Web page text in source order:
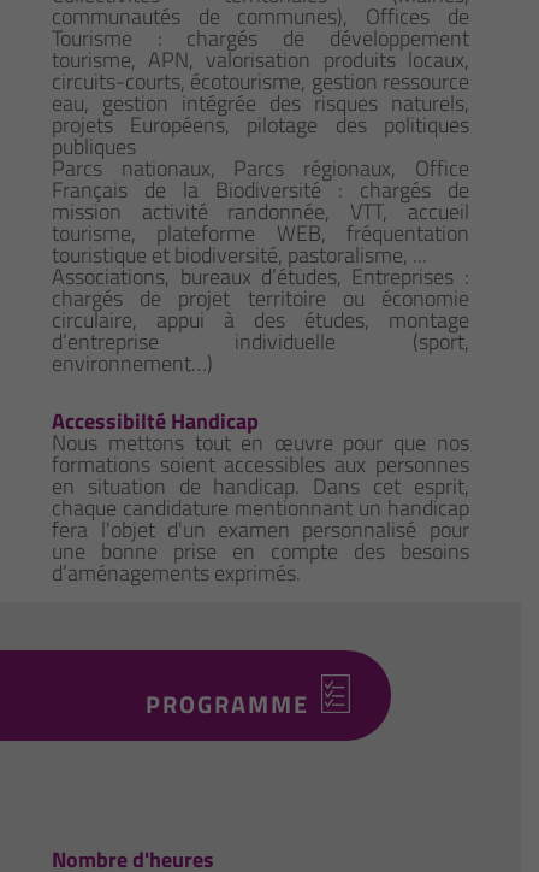
communautés de communes), Offices de
Tourisme : chargés de développement
tourisme, APN, valorisation produits locaux,
circuits-courts, écotourisme, gestion ressource
eau, gestion intégrée des risques naturels,
projets Européens, pilotage des politiques
publiques
Parcs nationaux, Parcs régionaux, Office
Français de la Biodiversité : chargés de
mission activité randonnée, VTT, accueil
tourisme, plateforme WEB, fréquentation
touristique et biodiversité, pastoralisme, ...
Associations, bureaux d’études, Entreprises :
chargés de projet territoire ou économie
circulaire, appui à des études, montage
d’entreprise individuelle (sport,
environnement…)
Accessibilté Handicap
Nous mettons tout en œuvre pour que nos
formations soient accessibles aux personnes
en situation de handicap. Dans cet esprit,
chaque candidature mentionnant un handicap
fera l'objet d'un examen personnalisé pour
une bonne prise en compte des besoins
d’aménagements exprimés.
PROGRAMME
Nombre d'heures